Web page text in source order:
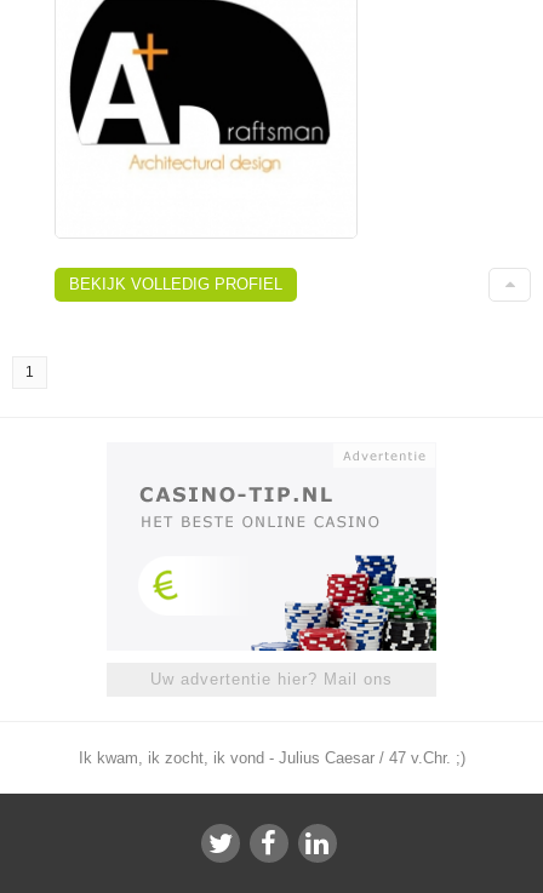
BEKIJK VOLLEDIG PROFIEL
1
Uw advertentie hier? Mail ons
Ik kwam, ik zocht, ik vond - Julius Caesar / 47 v.Chr. ;)